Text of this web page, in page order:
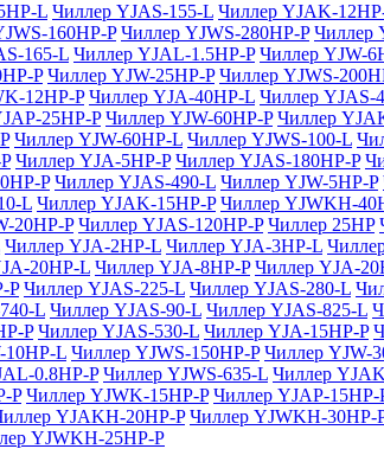
L Чиллер YJAS-155-L Чиллер YJAK-
160HP-P Чиллер YJWS-280HP-P Чиллер
165-L Чиллер YJAL-1.5HP-P Чиллер YJW-
P Чиллер YJW-25HP-P Чиллер YJWS-
12HP-P Чиллер YJA-40HP-L Чиллер YJAS-
25HP-P Чиллер YJW-60HP-P Чиллер
Чиллер YJW-60HP-L Чиллер YJWS-100-L
Чиллер YJA-5HP-P Чиллер YJAS-180HP-P
P Чиллер YJAS-490-L Чиллер YJW-5HP-P
L Чиллер YJAK-15HP-P Чиллер YJWKH-
20HP-P Чиллер YJAS-120HP-P Чиллер 25HP
Чиллер YJA-2HP-L Чиллер YJA-3HP-L
20HP-L Чиллер YJA-8HP-P Чиллер YJA-
P Чиллер YJAS-225-L Чиллер YJAS-280-L
L Чиллер YJAS-90-L Чиллер YJAS-825-L
P Чиллер YJAS-530-L Чиллер YJA-15HP-P
10HP-L Чиллер YJWS-150HP-P Чиллер YJW-
0.8HP-P Чиллер YJWS-635-L Чиллер
P Чиллер YJWK-15HP-P Чиллер YJAP-15HP-
YJAKH-20HP-P Чиллер YJWKH-30HP-
YJWKH-25HP-P